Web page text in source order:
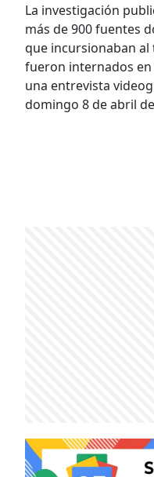
La investigación
más de 900 fuentes
que incursionaban
fueron internados en
una entrevista
domingo 8 de abril